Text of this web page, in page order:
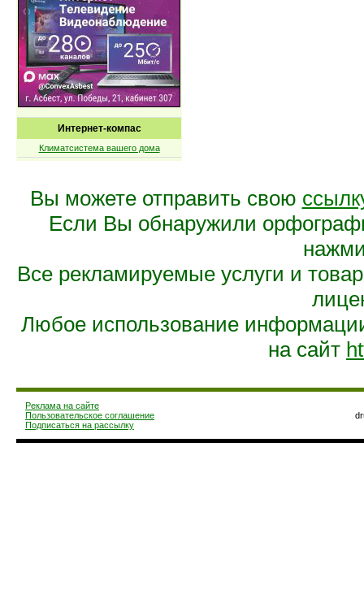
Интернет-компас
Климатсистема вашего дома
Вы можете отправить свою
Если Вы обнаружили
Все рекламируемые услуги и
Любое использование
на сайт
Реклама на сайте
Пользовательское соглашение
Подписаться на рассылку